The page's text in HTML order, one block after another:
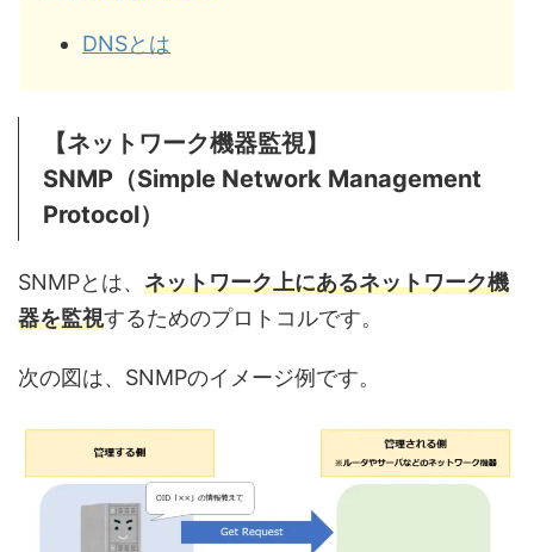
DNSとは
【ネットワーク機器監視】
SNMP（Simple Network Management
Protocol）
SNMPとは、 ネットワーク上にあるネットワーク機
器を監視するためのプロトコルです。
次の図は、SNMPのイメージ例です。